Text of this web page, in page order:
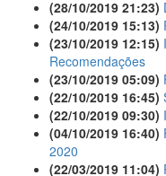
(28/10/2019 21:23)
(24/10/2019 15:13)
(23/10/2019 12:15)
Recomendações
(23/10/2019 05:09)
(22/10/2019 16:45)
(22/10/2019 09:30)
(04/10/2019 16:40)
2020
(22/03/2019 11:04)